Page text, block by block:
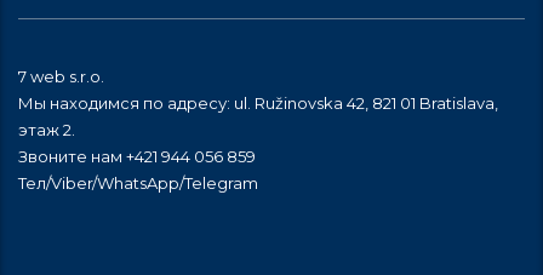
7 web s.r.o.
Мы находимся по адресу: ul. Ružinovska 42, 821 01 Bratislava,
этаж 2.
Звоните нам +421 944 056 859
Тел/Viber/WhatsApp/Telegram